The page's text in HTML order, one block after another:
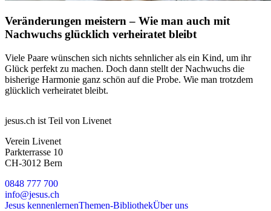
Veränderungen meistern – Wie man auch mit
Nachwuchs glücklich verheiratet bleibt
Viele Paare wünschen sich nichts sehnlicher als ein Kind, um ihr
Glück perfekt zu machen. Doch dann stellt der Nachwuchs die
bisherige Harmonie ganz schön auf die Probe. Wie man trotzdem
glücklich verheiratet bleibt.
jesus.ch ist Teil von Livenet
Verein Livenet
Parkterrasse 10
CH-3012 Bern
0848 777 700
info@jesus.ch
Jesus kennenlernenThemen-BibliothekÜber uns